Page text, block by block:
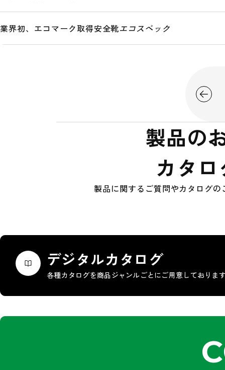
業界初、エコマーク取得安全靴エコスペック
2023.02.28
（3/2～3/4）
2023.03.22
製品の
カタ
製品に関するご質問やカタログの
デジタルカタログ
各種カタログを商品ジャンルごとにご用意しております